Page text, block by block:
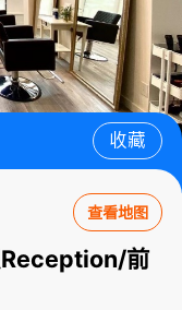
收藏
查看地图
Reception/前